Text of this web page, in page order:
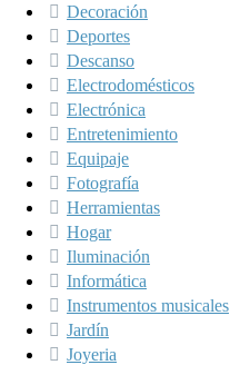
Decoración
Deportes
Descanso
Electrodomésticos
Electrónica
Entretenimiento
Equipaje
Fotografía
Herramientas
Hogar
Iluminación
Informática
Instrumentos musicales
Jardín
Joyeria